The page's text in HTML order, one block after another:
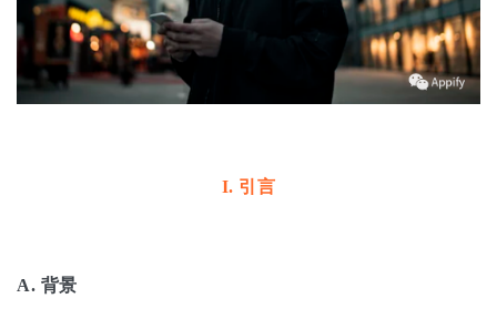
I. 引言
A. 背景